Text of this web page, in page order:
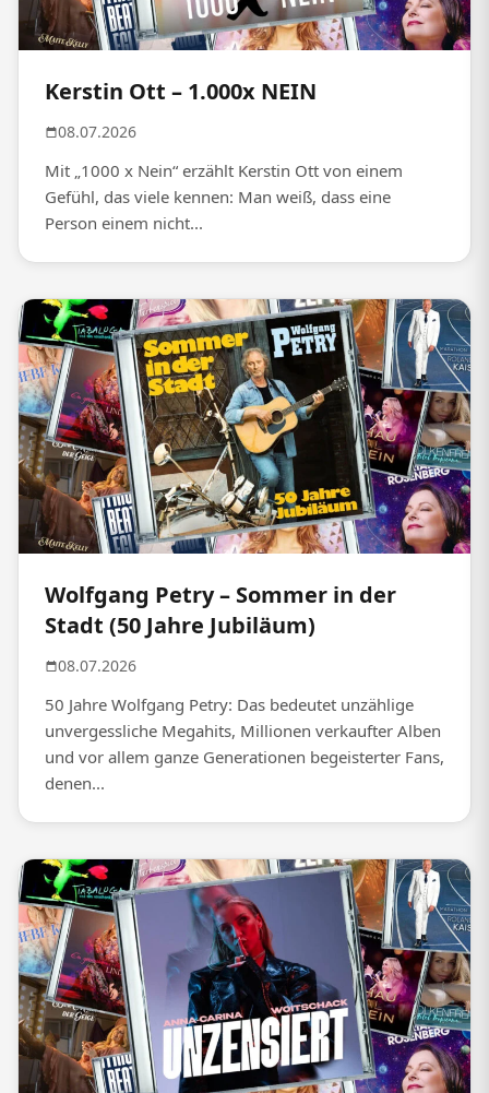
Kerstin Ott – 1.000x NEIN
08.07.2026
Mit „1000 x Nein“ erzählt Kerstin Ott von einem
Gefühl, das viele kennen: Man weiß, dass eine
Person einem nicht...
Wolfgang Petry – Sommer in der
Stadt (50 Jahre Jubiläum)
08.07.2026
50 Jahre Wolfgang Petry: Das bedeutet unzählige
unvergessliche Megahits, Millionen verkaufter Alben
und vor allem ganze Generationen begeisterter Fans,
denen...